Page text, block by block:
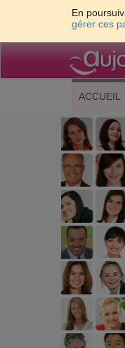
En
gérer ces
ACCUEIL